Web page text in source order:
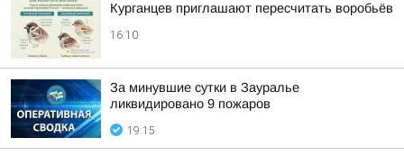
Курганцев приглашают пересчитать воробьёв
16:10
За минувшие сутки в Зауралье
ликвидировано 9 пожаров
19:15